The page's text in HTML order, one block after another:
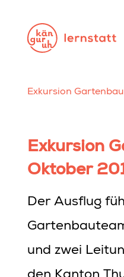
Exkursion
Exkursion
Oktober
Der Ausflug
und zwei